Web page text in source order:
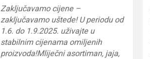
Zaključavamo cijene –
zaključavamo uštede! U periodu od
1.6. do 1.9.2025. uživajte u
stabilnim cijenama omiljenih
proizvoda!Mliječni asortiman, jaja,